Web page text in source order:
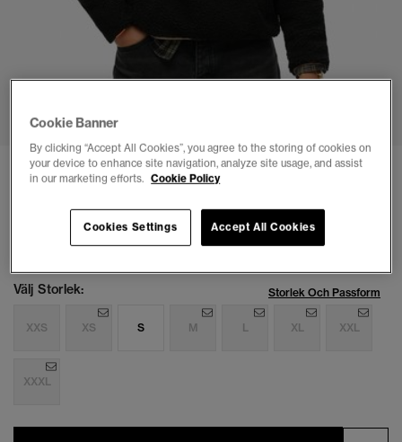
Outdoor Sherpa-fleecetröja med halvlång
kr 999,00
Välj Storlek: Storlek Och Passform
XXS XS S M L XL XXL
XXXL
Cookie Banner
By clicking “Accept All Cookies”, you agree to the storing of cookies on
your device to enhance site navigation, analyze site usage, and assist
in our marketing efforts. Cookie Policy
Accept All Cookies
Cookies Settings